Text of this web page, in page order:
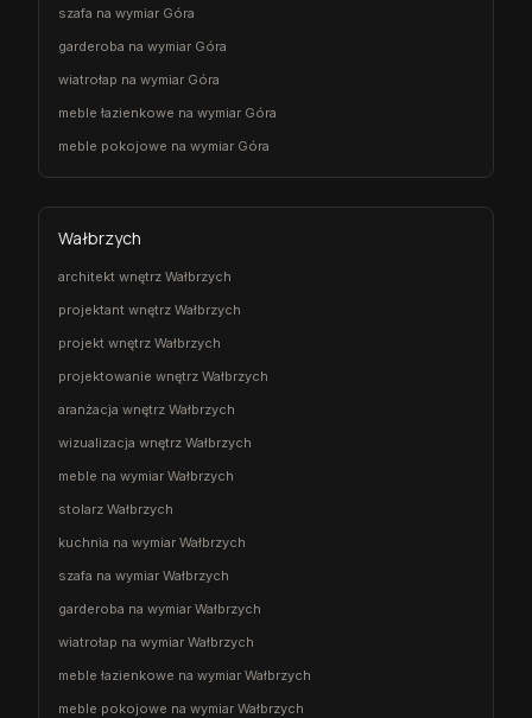
szafa na wymiar Góra
garderoba na wymiar Góra
wiatrołap na wymiar Góra
meble łazienkowe na wymiar Góra
meble pokojowe na wymiar Góra
Wałbrzych
architekt wnętrz Wałbrzych
projektant wnętrz Wałbrzych
projekt wnętrz Wałbrzych
projektowanie wnętrz Wałbrzych
aranżacja wnętrz Wałbrzych
wizualizacja wnętrz Wałbrzych
meble na wymiar Wałbrzych
stolarz Wałbrzych
kuchnia na wymiar Wałbrzych
szafa na wymiar Wałbrzych
garderoba na wymiar Wałbrzych
wiatrołap na wymiar Wałbrzych
meble łazienkowe na wymiar Wałbrzych
meble pokojowe na wymiar Wałbrzych